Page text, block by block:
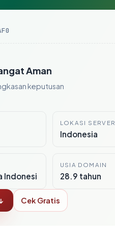
Aman
keputusan
LOKASI SERVER
Indonesia
Indonesi
USIA DOMAIN
28.9 tahun
Cek Gratis